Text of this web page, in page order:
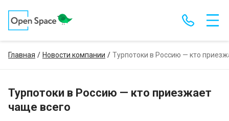
Главная Новости компании Турпотоки в Россию — кто
Турпотоки в Россию — кто приезжает
чаще всего